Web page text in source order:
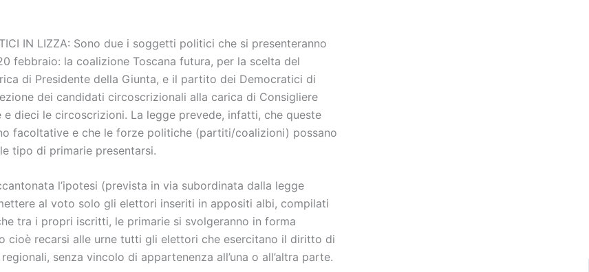
IN LIZZA: Sono due i soggetti politici che si presenteranno
febbraio: la coalizione Toscana futura, per la scelta del
di Presidente della Giunta, e il partito dei Democratici di
dei candidati circoscrizionali alla carica di Consigliere
e dieci le circoscrizioni. La legge prevede, infatti, che queste
facoltative e che le forze politiche (partiti/coalizioni) possano
tipo di primarie presentarsi.
l’ipotesi (prevista in via subordinata dalla legge
al voto solo gli elettori inseriti in appositi albi, compilati
tra i propri iscritti, le primarie si svolgeranno in forma
cioè recarsi alle urne tutti gli elettori che esercitano il diritto di
senza vincolo di appartenenza all’una o all’altra parte.